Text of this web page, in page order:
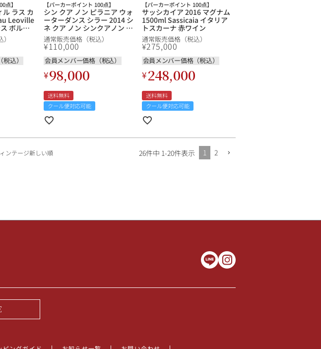
点】
ラス カ
Leoville
ボルド
込）
【パーカーポイント 100点】
シン クア ノン ピラニア ウォ
ーターダンス シラー 2014 シ
ネ クア ノン シンクアノン シ
ネクアノン Sine Qua Non
Piranha Waterdance Syrah
アメリカ カリフォルニア 赤
ワイン 新入荷
通常販売価格（税込）
¥110,000
会員メンバー価格（税込）
¥98,000
送料無料
クール便対応可能
【パーカーポイント 100点】
サッシカイア 2016 マグナム
1500ml Sassicaia イタリア
トスカーナ 赤ワイン
通常販売価格（税込）
¥275,000
会員メンバー価格（税込）
¥248,000
送料無料
クール便対応可能
ンテージ新しい順 26件中 1-20件表示 1 2